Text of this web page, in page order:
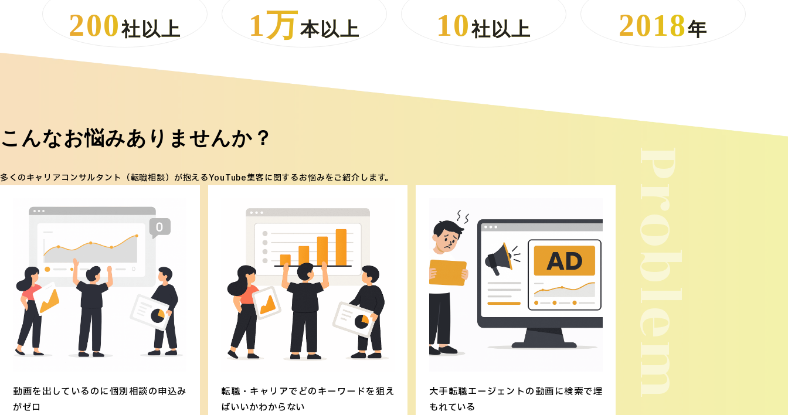
200社以上 1万本以上 10社以上 2018年
Problem
こんなお悩みありませんか？
多くのキャリアコンサルタント（転職相談）が抱えるYouTube集客に関するお悩みをご紹介します。
動画を出しているのに個別相談の申込み
がゼロ
転職・キャリアでどのキーワードを狙え
ばいいかわからない
大手転職エージェントの動画に検索で埋
もれている